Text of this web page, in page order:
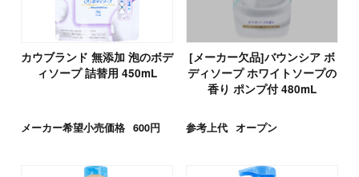
カウブランド 無添加 泡のボデ
ィソープ 詰替用 450mL
メーカー希望小売価格 600円
[メーカー欠品]バウンシア ボ
ディソープ ホワイトソープの
香り ポンプ付 480mL
参考上代 オープン